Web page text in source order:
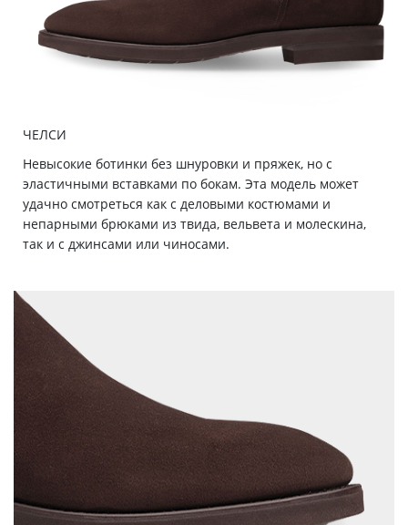
ЧЕЛСИ
Невысокие ботинки без шнуровки и пряжек, но с
эластичными вставками по бокам. Эта модель может
удачно смотреться как с деловыми костюмами и
непарными брюками из твида, вельвета и молескина,
так и с джинсами или чиносами.